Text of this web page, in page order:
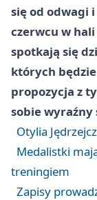
się od odwagi
czerwcu w hali
spotkają się
których będzie
propozycja z
sobie wyraźny
Otylia
Medalistki
treningiem
Zapisy